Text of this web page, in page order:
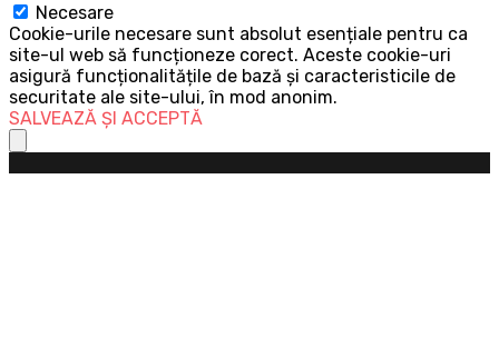
Necesare
Cookie-urile necesare sunt absolut esențiale pentru ca
site-ul web să funcționeze corect. Aceste cookie-uri
asigură funcționalitățile de bază și caracteristicile de
securitate ale site-ului, în mod anonim.
SALVEAZĂ ȘI ACCEPTĂ